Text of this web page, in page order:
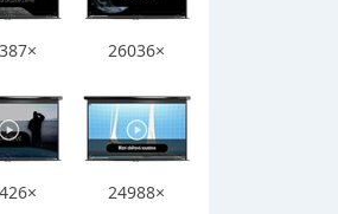
26036×
24988×